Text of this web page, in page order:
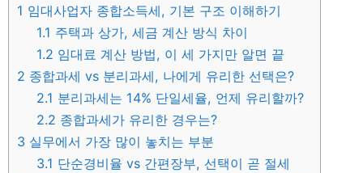
1 임대사업자 종합소득세, 기본 구조 이해하기
1.1 주택과 상가, 세금 계산 방식 차이
1.2 임대료 계산 방법, 이 세 가지만 알면 끝
2 종합과세 vs 분리과세, 나에게 유리한 선택은?
2.1 분리과세는 14% 단일세율, 언제 유리할까?
2.2 종합과세가 유리한 경우는?
3 실무에서 가장 많이 놓치는 부분
3.1 단순경비율 vs 간편장부, 선택이 곧 절세